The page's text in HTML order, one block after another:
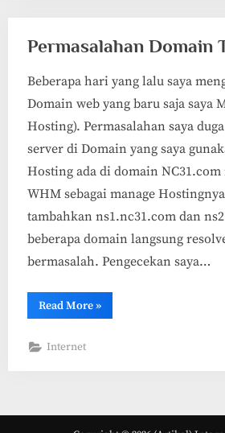
Windows”
Permasalahan Domain
Beberapa hari yang lalu saya
Domain web yang baru saja saya
Hosting). Permasalahan saya
server di Domain yang saya
Hosting ada di domain
WHM sebagai manage
tambahkan ns1.nc31.com dan
beberapa domain langsung
bermasalah. Pengecekan saya…
Read More“Permasalahan
Domain
»
Internet